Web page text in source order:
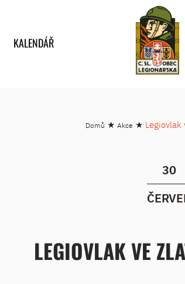
KALENDÁŘ
Domů ★ Akce ★ Legiovlak
30
LEGIOVLAK VE